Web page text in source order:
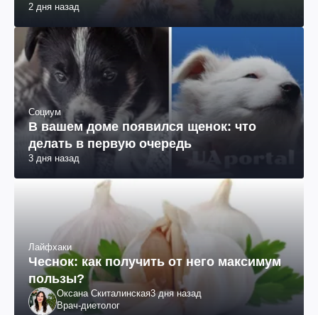
2 дня назад
Социум
В вашем доме появился щенок: что
делать в первую очередь
3 дня назад
Лайфхаки
Чеснок: как получить от него максимум
пользы?
Оксана Скиталинская3 дня назад
Врач-диетолог